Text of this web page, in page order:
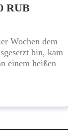
RUB
Wochen dem
bin, kam
einem heißen